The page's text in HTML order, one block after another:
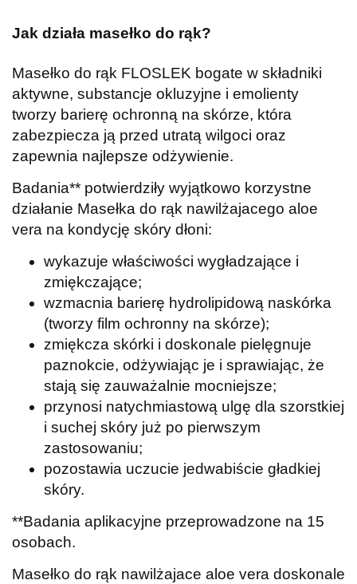
Jak działa masełko do rąk?
Masełko do rąk FLOSLEK bogate w składniki
aktywne, substancje okluzyjne i emolienty
tworzy barierę ochronną na skórze, która
zabezpiecza ją przed utratą wilgoci oraz
zapewnia najlepsze odżywienie.
Badania** potwierdziły wyjątkowo korzystne
działanie Masełka do rąk nawilżajacego aloe
vera na kondycję skóry dłoni:
wykazuje właściwości wygładzające i
zmiękczające;
wzmacnia barierę hydrolipidową naskórka
(tworzy film ochronny na skórze);
zmiękcza skórki i doskonale pielęgnuje
paznokcie, odżywiając je i sprawiając, że
stają się zauważalnie mocniejsze;
przynosi natychmiastową ulgę dla szorstkiej
i suchej skóry już po pierwszym
zastosowaniu;
pozostawia uczucie jedwabiście gładkiej
skóry.
**Badania aplikacyjne przeprowadzone na 15
osobach.
Masełko do rąk nawilżajace aloe vera doskonale